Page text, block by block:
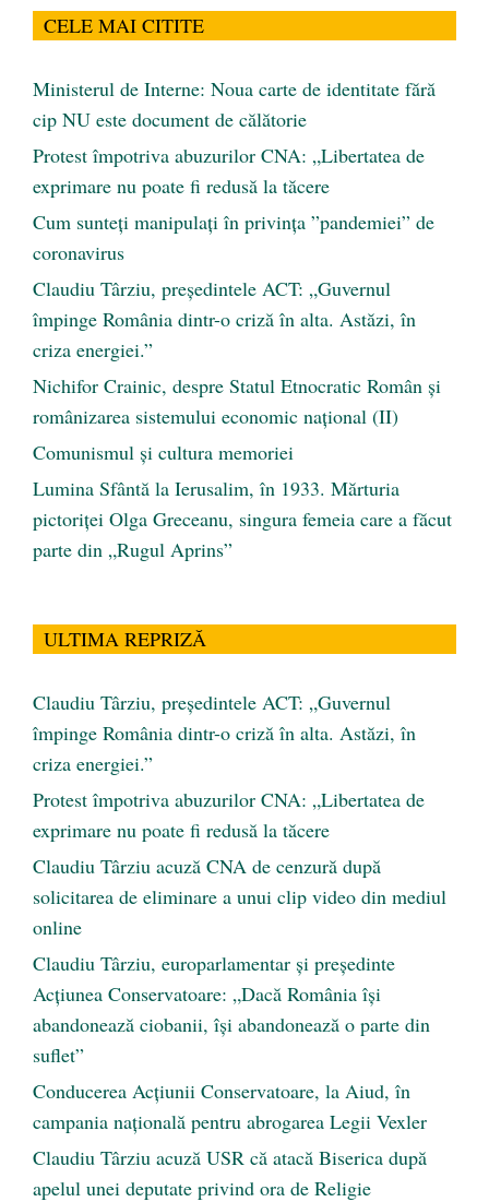
CELE MAI CITITE
Ministerul de Interne: Noua carte de identitate fără
cip NU este document de călătorie
Protest împotriva abuzurilor CNA: „Libertatea de
exprimare nu poate fi redusă la tăcere
Cum sunteți manipulați în privința ”pandemiei” de
coronavirus
Claudiu Târziu, președintele ACT: „Guvernul
împinge România dintr-o criză în alta. Astăzi, în
criza energiei.”
Nichifor Crainic, despre Statul Etnocratic Român şi
românizarea sistemului economic naţional (II)
Comunismul şi cultura memoriei
Lumina Sfântă la Ierusalim, în 1933. Mărturia
pictoriței Olga Greceanu, singura femeia care a făcut
parte din „Rugul Aprins”
ULTIMA REPRIZĂ
Claudiu Târziu, președintele ACT: „Guvernul
împinge România dintr-o criză în alta. Astăzi, în
criza energiei.”
Protest împotriva abuzurilor CNA: „Libertatea de
exprimare nu poate fi redusă la tăcere
Claudiu Târziu acuză CNA de cenzură după
solicitarea de eliminare a unui clip video din mediul
online
Claudiu Târziu, europarlamentar și președinte
Acțiunea Conservatoare: „Dacă România își
abandonează ciobanii, își abandonează o parte din
suflet”
Conducerea Acțiunii Conservatoare, la Aiud, în
campania națională pentru abrogarea Legii Vexler
Claudiu Târziu acuză USR că atacă Biserica după
apelul unei deputate privind ora de Religie